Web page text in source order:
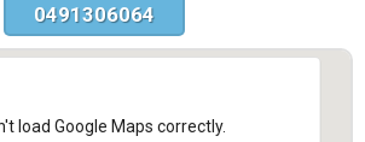
0491306064
load Google Maps correctly.